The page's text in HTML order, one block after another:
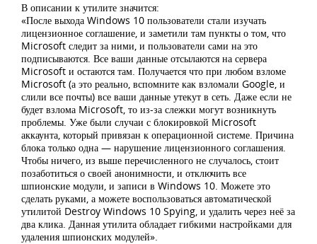
В описании к утилите значится:
«После выхода Windows 10 пользователи стали изучать
лицензионное соглашение, и заметили там пункты о том, что
Microsoft следит за ними, и пользователи сами на это
подписываются. Все ваши данные отсылаются на сервера
Microsoft и остаются там. Получается что при любом взломе
Microsoft (а это реально, вспомните как взломали Google, и
слили все почты) все ваши данные утекут в сеть. Даже если не
будет взлома Microsoft, то из-за слежки могут возникнуть
проблемы. Уже были случаи с блокировкой Microsoft
аккаунта, который привязан к операционной системе. Причина
блока только одна — нарушение лицензионного соглашения.
Чтобы ничего, из выше перечисленного не случалось, стоит
позаботиться о своей анонимности, и отключить все
шпионские модули, и записи в Windows 10. Можете это
сделать руками, а можете воспользоваться автоматической
утилитой Destroy Windows 10 Spying, и удалить через неё за
два клика. Данная утилита обладает гибкими настройками для
удаления шпионских модулей».